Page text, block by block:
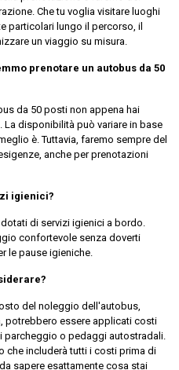
Che tu voglia visitare luoghi
particolari lungo il percorso, il
un viaggio su misura.
prenotare un autobus da 50
da 50 posti non appena hai
disponibilità può variare in base
è. Tuttavia, faremo sempre del
anche per prenotazioni
igienici?
di servizi igienici a bordo.
confortevole senza doverti
le pause igieniche.
del noleggio dell'autobus,
potrebbero essere applicati costi
parcheggio o pedaggi autostradali.
che includerà tutti i costi prima di
sapere esattamente cosa stai